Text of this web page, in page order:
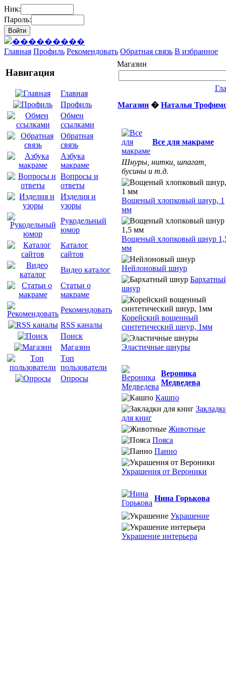
Ник:
Пароль:
Главная Профиль Рекомендовать Обратная связь В избранное
Навигация
Главная
Профиль
Обмен
ссылками
Обратная
связь
Азбука
макраме
Вопросы и
ответы
Изделия и
узоры
Рукодельный
юмор
Каталог
сайтов
Видео каталог
Статьи о
макраме
Рекомендовать
RSS каналы
Поиск
Магазин
Tоп
пользователи
Опросы
Магазин
Магазин � Наталья
Все для макраме
Шнуры, нитки, шпагат,
бусины и т.д.
Вощеный хлопковый шнур, 1
мм
Вощеный хлопковый шнур
мм
Нейлоновый шнур
шнур
Корейский вощенный
синтетический шнур, 1мм
Эластичные шнуры
Вероника
Медведева
Кашпо
для книг
Животные
Пояса
Панно
Украшения от Вероники
Нина Горькова
Украшение
Украшение интерьера